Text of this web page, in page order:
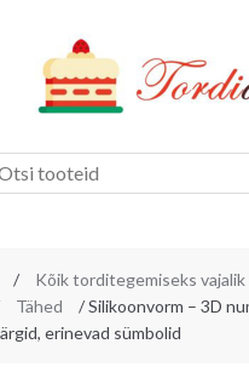
/
Kõik torditegemiseks vajalik
Tähed
/ Silikoonvorm – 3D
erinevad sümbolid